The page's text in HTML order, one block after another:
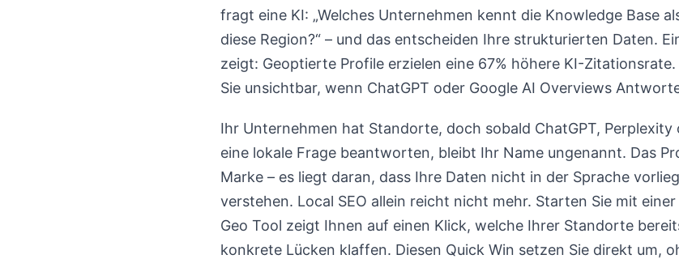
fragt eine KI: „Welches Unternehmen kennt die Knowledge Base
diese Region?“ – und das entscheiden Ihre strukturierten Daten.
zeigt: Geoptierte Profile erzielen eine 67% höhere KI-Zitationsrate.
Sie unsichtbar, wenn ChatGPT oder Google AI Overviews
Ihr Unternehmen hat Standorte, doch sobald ChatGPT, Perplexity
eine lokale Frage beantworten, bleibt Ihr Name ungenannt. Das
Marke – es liegt daran, dass Ihre Daten nicht in der Sprache
verstehen. Local SEO allein reicht nicht mehr. Starten Sie mit
Geo Tool zeigt Ihnen auf einen Klick, welche Ihrer Standorte
konkrete Lücken klaffen. Diesen Quick Win setzen Sie direkt um,